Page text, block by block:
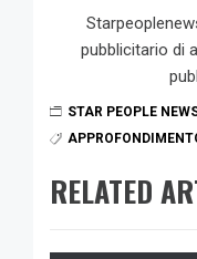
pubblicitario di
STAR PEOPLE
RELATED